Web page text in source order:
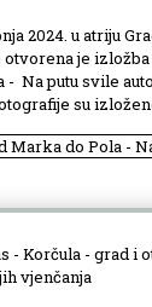
2024. u atriju
otvorena je
- Na putu svile
su
Marka do Pola -
- Korčula - grad i
vjenčanja